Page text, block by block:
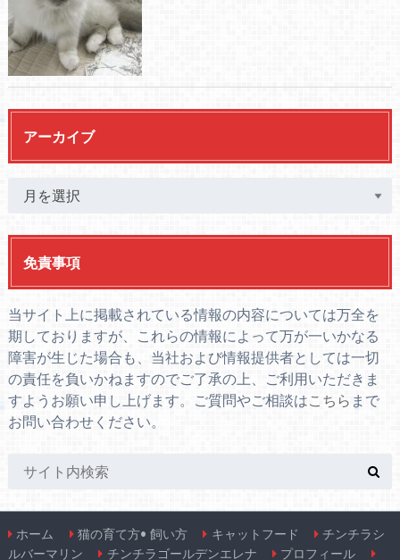
アーカイブ
免責事項
当サイト上に掲載されている情報の内容については万全を
期しておりますが、これらの情報によって万が一いかなる
障害が生じた場合も、当社および情報提供者としては一切
の責任を負いかねますのでご了承の上、ご利用いただきま
すようお願い申し上げます。ご質問やご相談はこちら まで
お問い合わせください。
ホーム 猫の育て方• 飼い方 キャットフード
チンチラシ
ルバーマリン
チンチラゴールデンエレナ プロフィール